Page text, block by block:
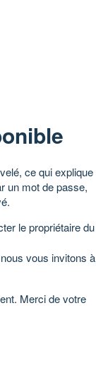
ce qui explique
un mot de passe,
le propriétaire du
vous invitons à
Merci de votre